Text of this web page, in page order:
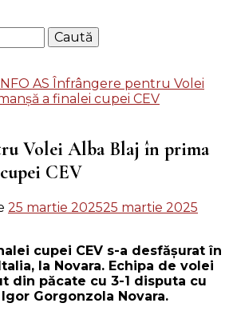
AS Înfrângere pentru Volei
a finalei cupei CEV
Volei Alba Blaj în prima
CEV
25 martie 202525 martie 2025
cupei CEV s-a desfășurat în
la Novara. Echipa de volei
din păcate cu 3-1 disputa cu
Gorgonzola Novara.